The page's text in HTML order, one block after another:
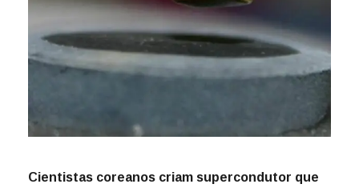
Cientistas coreanos criam supercondutor que